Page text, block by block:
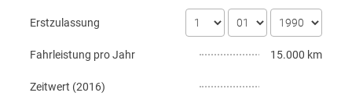
Erstzulassung
Fahrleistung pro Jahr 15.000 km
Zeitwert (2016)